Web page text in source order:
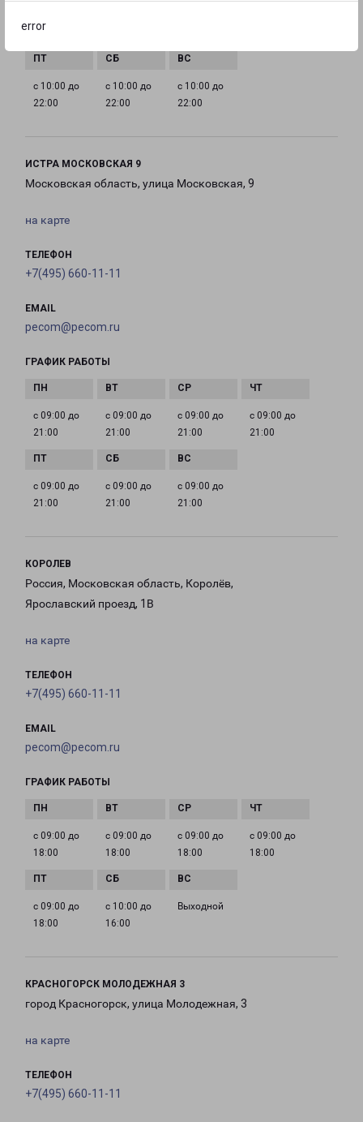
error22:00
с 10:00 до
22:00
с 10:00 до
22:00
с 10:00 до
22:00
ИСТРА МОСКОВСКАЯ 9
Московская область, улица Московская, 9
на карте
ТЕЛЕФОН
+7(495) 660-11-11
EMAIL
pecom@pecom.ru
ГРАФИК РАБОТЫ
с 09:00 до
21:00
с 09:00 до
21:00
с 09:00 до
21:00
с 09:00 до
21:00
с 09:00 до
21:00
с 09:00 до
21:00
с 09:00 до
21:00
КОРОЛЕВ
Россия, Московская область, Королёв,
Ярославский проезд, 1В
на карте
ТЕЛЕФОН
+7(495) 660-11-11
EMAIL
pecom@pecom.ru
ГРАФИК РАБОТЫ
с 09:00 до
18:00
с 09:00 до
18:00
с 09:00 до
18:00
с 09:00 до
18:00
с 09:00 до
18:00
с 10:00 до
16:00
Выходной
КРАСНОГОРСК МОЛОДЕЖНАЯ 3
город Красногорск, улица Молодежная, 3
на карте
ТЕЛЕФОН
+7(495) 660-11-11